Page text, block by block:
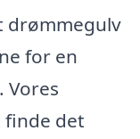
drømmegulv
for en
Vores
det